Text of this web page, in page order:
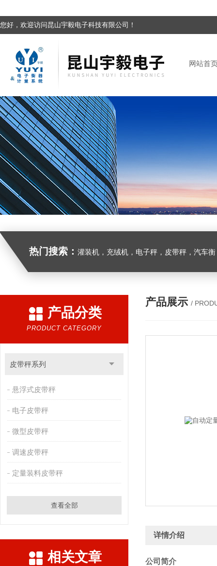
您好，欢迎访问昆山宇毅电子科技有限公司！
网站首
热门搜索： 灌装机，充绒机，电子秤，皮带秤，汽车
产品分类
PRODUCT CATEGORY
皮带秤系列
悬浮式皮带秤
电子皮带秤
微型皮带秤
调速皮带秤
定量装料皮带秤
查看全部
相关文章
产品展示 /
详情介绍
公司简介